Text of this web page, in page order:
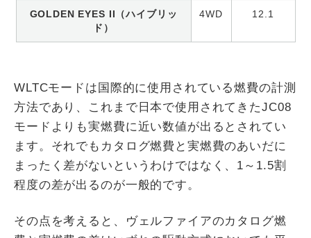
GOLDEN EYES II（ハイブリッ
ド）
4WD 12.1
WLTCモードは国際的に使用されている燃費の計測
方法であり、これまで日本で使用されてきたJC08
モードよりも実燃費に近い数値が出るとされてい
ます。それでもカタログ燃費と実燃費のあいだに
まったく差がないというわけではなく、1～1.5割
程度の差が出るのが一般的です。
その点を考えると、ヴェルファイアのカタログ燃